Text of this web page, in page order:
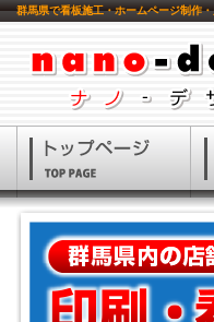
群馬県で看板施工・ホームページ制作